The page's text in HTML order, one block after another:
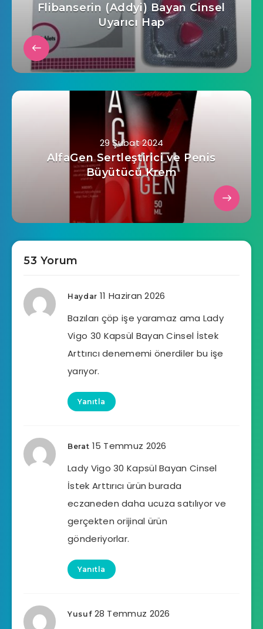
Flibanserin (Addyi) Bayan Cinsel
Uyarıcı Hap
29 Şubat 2024
AlfaGen Sertleştirici ve Penis
Büyütücü Krem
53 Yorum
Haydar 11 Haziran 2026
Bazıları çöp işe yaramaz ama Lady
Vigo 30 Kapsül Bayan Cinsel İstek
Arttırıcı denememi önerdiler bu işe
yarıyor.
Yanıtla
Berat 15 Temmuz 2026
Lady Vigo 30 Kapsül Bayan Cinsel
İstek Arttırıcı ürün burada
eczaneden daha ucuza satılıyor ve
gerçekten orijinal ürün
gönderiyorlar.
Yanıtla
Yusuf 28 Temmuz 2026